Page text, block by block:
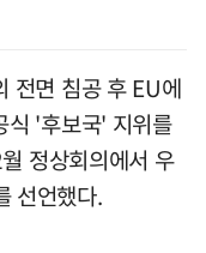
전면 침공 후 EU에
식 '후보국' 지위를
정상회의에서 우
선언했다.